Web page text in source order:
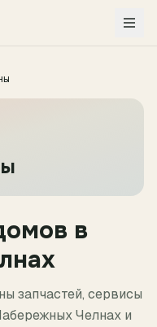
в
запчастей, сервисы
Челнах и